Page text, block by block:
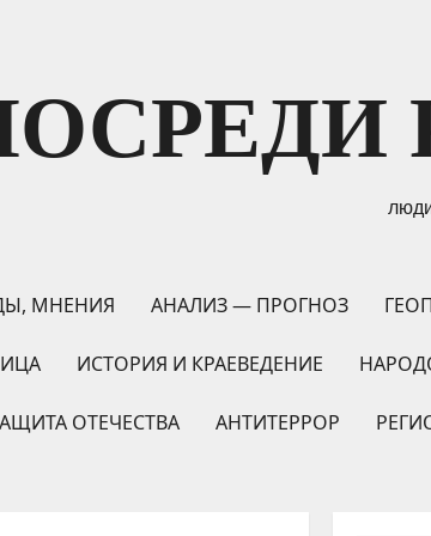
МНЕНИЯ АНАЛИЗ — ПРОГНОЗ
ИСТОРИЯ И КРАЕВЕДЕНИЕ
ОТЕЧЕСТВА АНТИТЕРРОР